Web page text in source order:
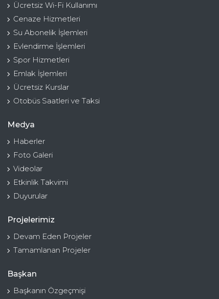
Ücretsiz Wi-Fi Kullanımı
Cenaze Hizmetleri
Su Abonelik İşlemleri
Evlendirme İşlemleri
Spor Hizmetleri
Emlak İşlemleri
Ücretsiz Kurslar
Otobüs Saatleri ve Taksi
Medya
Haberler
Foto Galeri
Videolar
Etkinlik Takvimi
Duyurular
Projelerimiz
Devam Eden Projeler
Tamamlanan Projeler
Başkan
Başkanın Özgeçmişi